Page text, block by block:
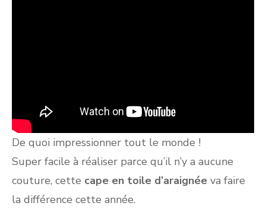
De quoi impressionner tout le monde !
Super facile à réaliser parce qu’il n’y a aucune
couture, cette cape en toile d’araignée va faire
la différence cette année.